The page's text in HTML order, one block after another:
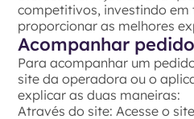
competitivos, investindo em
proporcionar as melhores
Acompanhar
Para acompanhar um
site da operadora ou o
explicar as duas maneiras:
Através do site: Acesse o